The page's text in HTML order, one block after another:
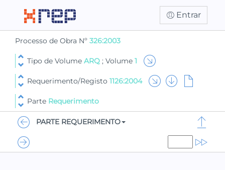
Entrar
Processo de Obra Nº 326:2003
Tipo de Volume ARQ ; Volume 1
Requerimento/Registo 1126:2004
Parte Requerimento
PARTE REQUERIMENTO